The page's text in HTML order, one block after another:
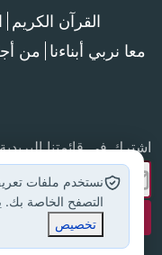
القرآن الكريم
معا نربي أبناءنا من
اشترك في قائمتنا البريدية
نستخدم ملفات
التصفح الخاصة
تخصيص